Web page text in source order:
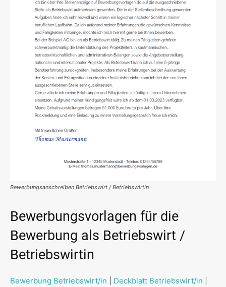
Bewerbungsanschreiben Betriebswirt / Betriebswirtin
Bewerbungsvorlagen für die
Bewerbung als Betriebswirt /
Betriebswirtin
Bewerbung Betriebswirt/in Deckblatt Betriebswirt/in